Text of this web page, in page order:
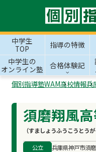
中学生
TOP
指導の特徴
中学生の
オンライン塾
合格体験記
個別指導塾WAM高校情報兵
須磨翔風
（すましょうふうこうとうが
公立 兵庫県神戸市須